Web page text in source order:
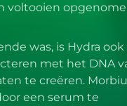
voltooien
was, is Hydra ook
met het DNA
te creëren.
een serum te